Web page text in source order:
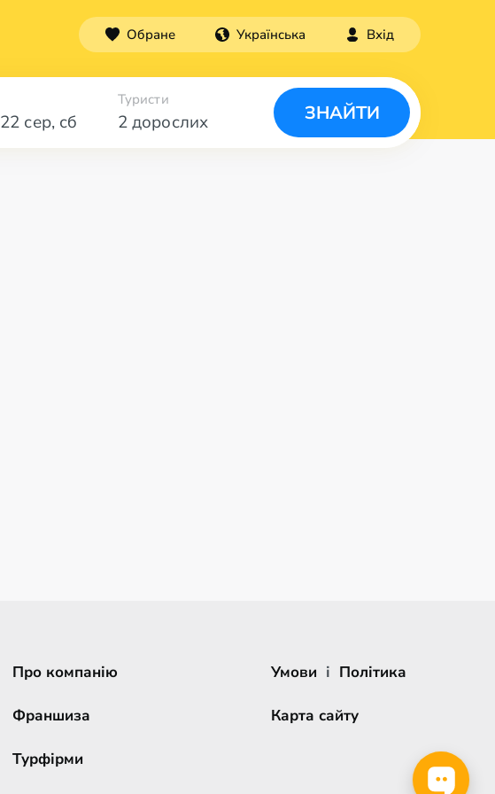
Обране Українська Вхід
22 сер, сб 2 дорослих
Туристи
ЗНАЙТИ
Про компанію
Франшиза
Турфірми
Умови і Політика
Карта сайту